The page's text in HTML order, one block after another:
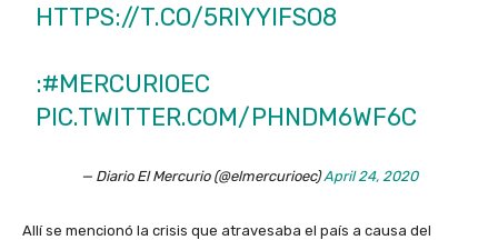
HTTPS://T.CO/5RIYYIFSO8
:#MERCURIOEC
PIC.TWITTER.COM/PHNDM6WF6C
— Diario El Mercurio (@elmercurioec)April 24, 2020
Allí se mencionó la crisis que atravesaba el país a causa del